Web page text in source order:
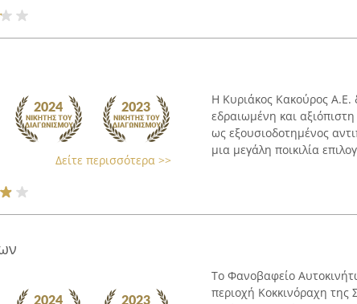
Δείτε περισσότερα >>
Η Κυριάκος Κακούρος Α.Ε.
εδραιωμένη και
ως εξουσιοδοτημένος
μια μεγάλη ποικιλία
Το Φανοβαφείο
περιοχή Κοκκινόραχη της